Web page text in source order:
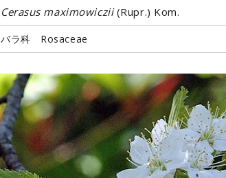
Cerasus maximowiczii(Rupr.) Kom.
バラ科 Rosaceae